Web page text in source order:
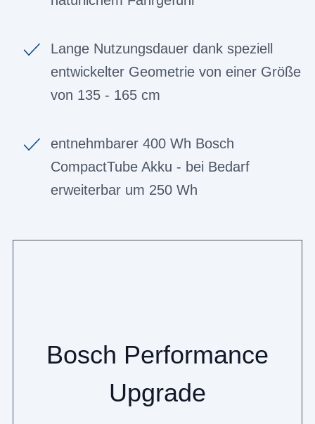
Lange Nutzungsdauer dank speziell
entwickelter Geometrie von einer Größe
von 135 - 165 cm
entnehmbarer 400 Wh Bosch
CompactTube Akku - bei Bedarf
erweiterbar um 250 Wh
Bosch Performance
Upgrade